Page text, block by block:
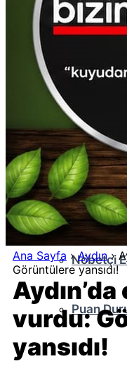
Eğitim
Servisler
Hava
Kripto
Namaz
Nöbetçi
Puan
Ana Sayfa ›Aydın›
Görüntülere yansıdı!
vurdu:
yansıdı!